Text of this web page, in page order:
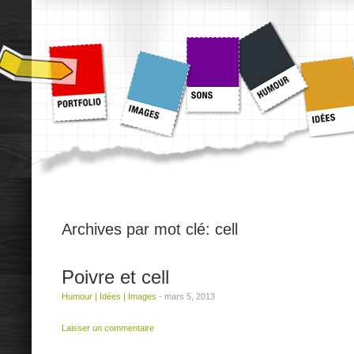
Archives par mot clé: cell
Poivre et cell
Humour Idées Images - mars 5, 2013
Laisser un commentaire